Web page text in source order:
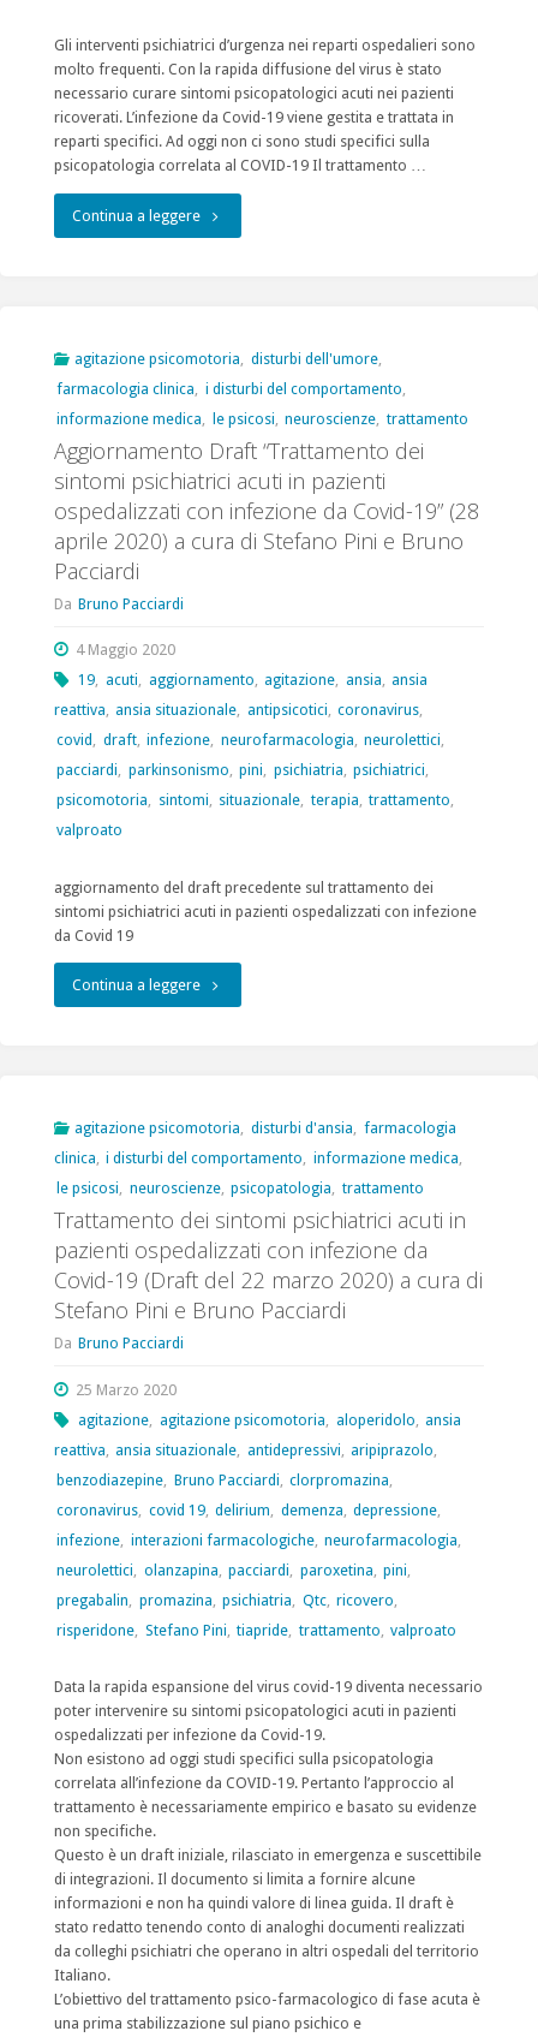
Gli interventi psichiatrici d’urgenza nei reparti ospedalieri sono
molto frequenti. Con la rapida diffusione del virus è stato
necessario curare sintomi psicopatologici acuti nei pazienti
ricoverati. L’infezione da Covid-19 viene gestita e trattata in
reparti specifici. Ad oggi non ci sono studi specifici sulla
psicopatologia correlata al COVID-19 Il trattamento …
Continua a leggere"Trattamento
pazienti
con
agitazione psicomotoria, disturbi dell'umore,
farmacologia clinica, i disturbi del comportamento,
informazione medica, le psicosi, neuroscienze, trattamento
Aggiornamento Draft “Trattamento dei
sintomi psichiatrici acuti in pazienti
ospedalizzati con infezione da Covid-19” (28
aprile 2020) a cura di Stefano Pini e Bruno
Pacciardi
Da Bruno Pacciardi
4 Maggio 2020
19, acuti, aggiornamento, agitazione, ansia, ansia
reattiva, ansia situazionale, antipsicotici, coronavirus,
covid , draft, infezione, neurofarmacologia, neurolettici,
pacciardi, parkinsonismo, pini, psichiatria, psichiatrici,
psicomotoria, sintomi, situazionale, terapia, trattamento,
valproato
aggiornamento del draft precedente sul trattamento dei
sintomi psichiatrici acuti in pazienti ospedalizzati con infezione
da Covid 19
Continua a leggere"Aggiornamento
sintomi
acuti
con
infezione
da
Covid-
19”
aprile
2020)
a
di
Stefano
Pini
e
agitazione psicomotoria, disturbi d'ansia, farmacologia
clinica, i disturbi del comportamento, informazione medica,
le psicosi, neuroscienze, psicopatologia, trattamento
Trattamento dei sintomi psichiatrici acuti in
pazienti ospedalizzati con infezione da
Covid-19 (Draft del 22 marzo 2020) a cura di
Stefano Pini e Bruno Pacciardi
Da Bruno Pacciardi
25 Marzo 2020
agitazione agitazione psicomotoria aloperidolo
ansia
reattiva
ansia situazionale antidepressivi aripiprazolo
benzodiazepine Bruno Pacciardi clorpromazina
coronavirus covid 19, delirium demenza depressione
infezione interazioni farmacologiche, neurofarmacologia
neurolettici
olanzapina pacciardi paroxetina pini
pregabalin
promazina psichiatria Qtc, ricovero
risperidone Stefano Pini tiapride trattamento valproato
Data la rapida espansione del virus covid-19 diventa necessario
poter intervenire su sintomi psicopatologici acuti in pazienti
ospedalizzati per infezione da Covid-19.
Non esistono ad oggi studi specifici sulla psicopatologia
correlata all’infezione da COVID-19. Pertanto l’approccio al
trattamento è necessariamente empirico e basato su evidenze
non specifiche.
Questo è un draft iniziale, rilasciato in emergenza e suscettibile
di integrazioni. Il documento si limita a fornire alcune
informazioni e non ha quindi valore di linea guida. Il draft è
stato redatto tenendo conto di analoghi documenti realizzati
da colleghi psichiatri che operano in altri ospedali del territorio
Italiano.
L’obiettivo del trattamento psico-farmacologico di fase acuta è
una prima stabilizzazione sul piano psichico e